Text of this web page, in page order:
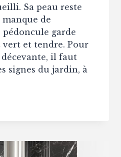
Sa peau reste
de
garde
vert et tendre. Pour
il faut
signes du jardin, à